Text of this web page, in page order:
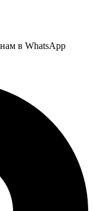
в WhatsApp